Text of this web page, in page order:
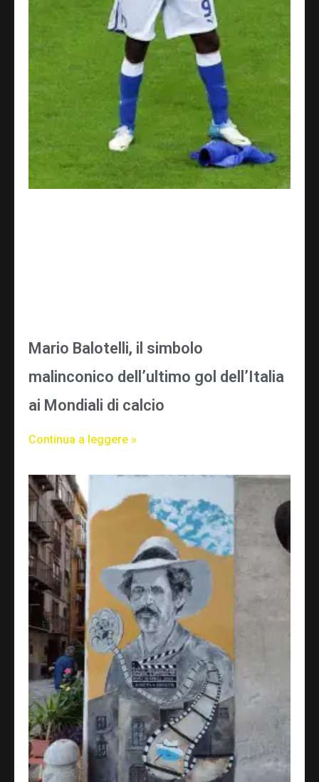
Mario Balotelli, il simbolo
malinconico dell’ultimo gol dell’Italia
ai Mondiali di calcio
Continua a leggere »